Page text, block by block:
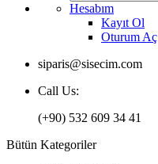
Hesabım
Kayıt Ol
Oturum Aç
siparis@sisecim.com
Call Us:
(+90) 532 609 34 41
Bütün Kategoriler